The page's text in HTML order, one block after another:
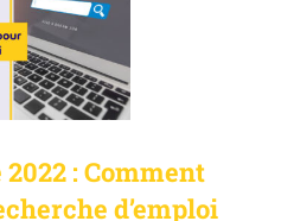
: Comment
d’emploi